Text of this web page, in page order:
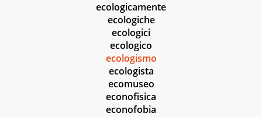
ecologicamente
ecologiche
ecologici
ecologico
ecologismo
ecologista
ecomuseo
econofisica
econofobia